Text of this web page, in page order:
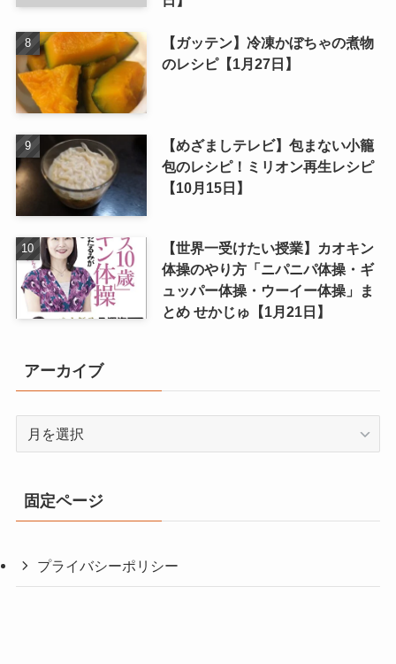
【ガッテン】冷凍かぼちゃの煮物
のレシピ【1月27日】
【めざましテレビ】包まない小籠
包のレシピ！ミリオン再生レシピ
【10月15日】
【世界一受けたい授業】カオキン
体操のやり方「ニパニパ体操・ギ
ュッパー体操・ウーイー体操」ま
とめ せかじゅ【1月21日】
アーカイブ
イ
ブ
固定ページ
プライバシーポリシー